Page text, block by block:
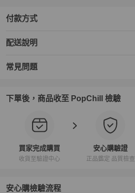
付款方式
配送說明
常見問題
下單後，商品收至 PopChill 檢驗
買家完成購買
收貨至驗證中心
安心購驗證
正品鑑定 品質檢查
安心購檢驗流程